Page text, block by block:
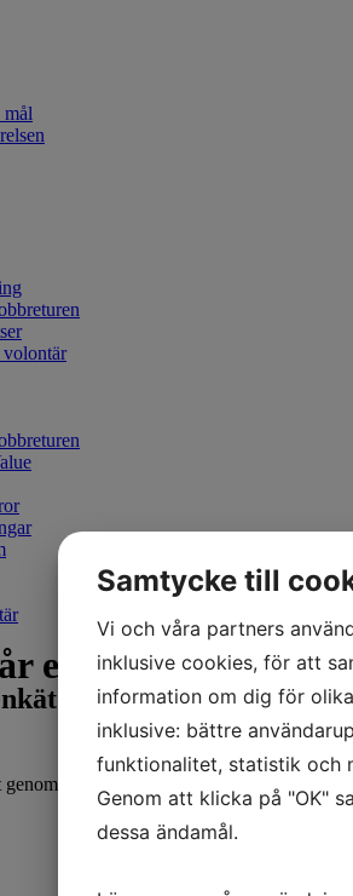
volontär
enkät!
att
Samtycke till
Vi och våra partners
inklusive cookies, för att
information om dig för
inklusive: bättre
funktionalitet, statistik och
Genom att klicka på "OK"
dessa ändamål.